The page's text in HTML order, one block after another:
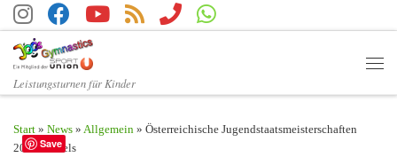
Zum Inhalt springen
Leistungsturnen für Kinder
Start » News » Allgemein » Österreichische Jugendstaatsmeisterschaften
2014 in Wels
Save